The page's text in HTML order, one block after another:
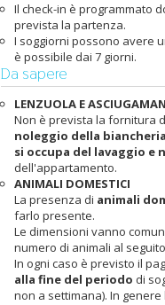
Il check-in è programmato
prevista la partenza.
I soggiorni possono avere
è possibile dai 7 giorni.
Da sapere
LENZUOLA E
Non è prevista la fornitura
noleggio della biancheria
si occupa del lavaggio e
dell'appartamento.
ANIMALI DOMESTICI
La presenza di animali
farlo presente.
Le dimensioni vanno
numero di animali al
In ogni caso è previsto il
alla fine del periodo di
non a settimana). In